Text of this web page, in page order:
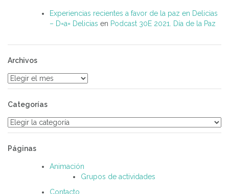
Experiencias recientes a favor de la paz en Delicias
– D=a= Delicias en Podcast 30E 2021. Día de la Paz
Archivos
Archivos
Categorías
Categorías
Páginas
Animación
Grupos de actividades
Contacto